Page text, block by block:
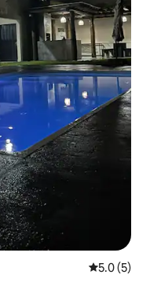
คะแนนเฉลี่
5.0 (5)